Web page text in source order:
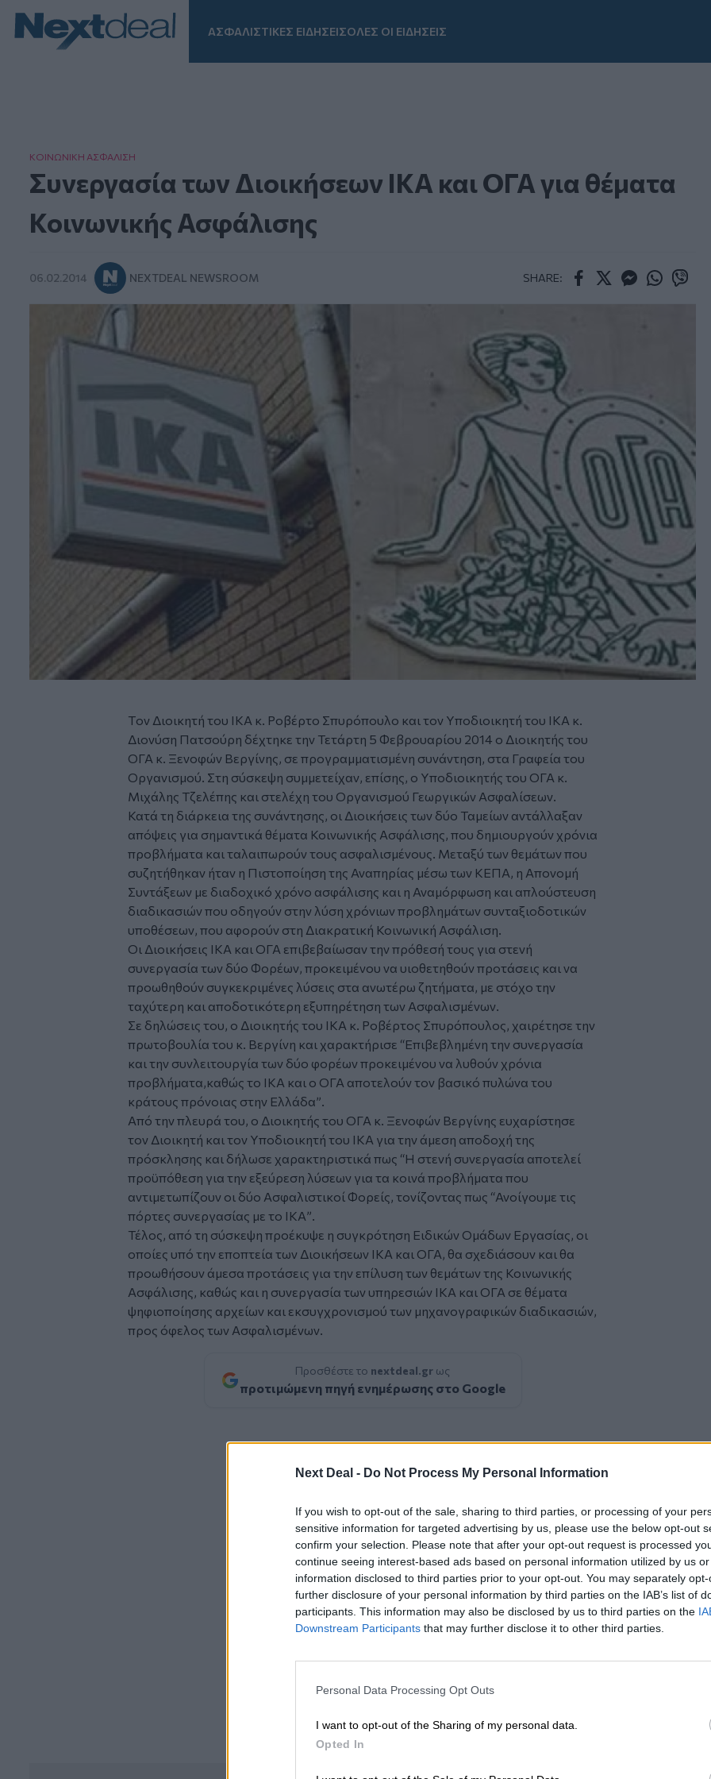
Next Deal - Do Not Process My Personal Information
If you wish to opt-out of the sale, sharing to third parties, or processing of your
sensitive information for targeted advertising by us, please use the below opt-out
confirm your selection. Please note that after your opt-out request is processed
continue seeing interest-based ads based on personal information utilized by us
information disclosed to third parties prior to your opt-out. You may separately
further disclosure of your personal information by third parties on the IAB’s list of
participants. This information may also be disclosed by us to third parties on the
Downstream Participants that may further disclose it to other third parties.
Personal Data Processing Opt Outs
I want to opt-out of the Sharing of my personal data.
Opted In
ΑΣΦΑΛΙΣΤΙΚΕΣ ΕΙΔΗΣΕΙΣΟΛΕΣ ΟΙ ΕΙΔΗΣΕΙΣ
ΚΟΙΝΩΝΙΚΗ ΑΣΦAΛΙΣΗ
Συνεργασία των Διοικήσεων ΙΚΑ και ΟΓΑ για θέματα
Κοινωνικής Ασφάλισης
06.02.2014 NEXTDEAL NEWSROOM SHARE:
Tον Διοικητή του ΙΚΑ κ. Ροβέρτο Σπυρόπουλο και τον Υποδιοικητή του ΙΚΑ κ.
Διονύση Πατσούρη δέχτηκε την Τετάρτη 5 Φεβρουαρίου 2014 ο Διοικητής του
ΟΓΑ κ. Ξενοφών Βεργίνης, σε προγραμματισμένη συνάντηση, στα Γραφεία του
Οργανισμού. Στη σύσκεψη συμμετείχαν, επίσης, ο Υποδιοικητής του ΟΓΑ κ.
Μιχάλης Τζελέπης και στελέχη του Οργανισμού Γεωργικών Ασφαλίσεων.
Κατά τη διάρκεια της συνάντησης, οι Διοικήσεις των δύο Ταμείων αντάλλαξαν
απόψεις για σημαντικά θέματα Κοινωνικής Ασφάλισης, που δημιουργούν χρόνια
προβλήματα και ταλαιπωρούν τους ασφαλισμένους. Μεταξύ των θεμάτων που
συζητήθηκαν ήταν η Πιστοποίηση της Αναπηρίας μέσω των ΚΕΠΑ, η Απονομή
Συντάξεων με διαδοχικό χρόνο ασφάλισης και η Αναμόρφωση και απλούστευση
διαδικασιών που οδηγούν στην λύση χρόνιων προβλημάτων συνταξιοδοτικών
υποθέσεων, που αφορούν στη Διακρατική Κοινωνική Ασφάλιση.
Οι Διοικήσεις ΙΚΑ και ΟΓΑ επιβεβαίωσαν την πρόθεσή τους για στενή
συνεργασία των δύο Φορέων, προκειμένου να υιοθετηθούν προτάσεις και να
προωθηθούν συγκεκριμένες λύσεις στα ανωτέρω ζητήματα, με στόχο την
ταχύτερη και αποδοτικότερη εξυπηρέτηση των Ασφαλισμένων.
Σε δηλώσεις του, ο Διοικητής του ΙΚΑ κ. Ροβέρτος Σπυρόπουλος, χαιρέτησε την
πρωτοβουλία του κ. Βεργίνη και χαρακτήρισε “Επιβεβλημένη την συνεργασία
και την συνλειτουργία των δύο φορέων προκειμένου να λυθούν χρόνια
προβλήματα,καθώς το ΙΚΑ και ο ΟΓΑ αποτελούν τον βασικό πυλώνα του
κράτους πρόνοιας στην Ελλάδα”.
Από την πλευρά του, ο Διοικητής του ΟΓΑ κ. Ξενοφών Βεργίνης ευχαρίστησε
τον Διοικητή και τον Υποδιοικητή του ΙΚΑ για την άμεση αποδοχή της
πρόσκλησης και δήλωσε χαρακτηριστικά πως “Η στενή συνεργασία αποτελεί
προϋπόθεση για την εξεύρεση λύσεων για τα κοινά προβλήματα που
αντιμετωπίζουν οι δύο Ασφαλιστικοί Φορείς, τονίζοντας πως “Ανοίγουμε τις
πόρτες συνεργασίας με το ΙΚΑ”.
Τέλος, από τη σύσκεψη προέκυψε η συγκρότηση Ειδικών Ομάδων Εργασίας, οι
οποίες υπό την εποπτεία των Διοικήσεων ΙΚΑ και ΟΓΑ, θα σχεδιάσουν και θα
προωθήσουν άμεσα προτάσεις για την επίλυση των θεμάτων της Κοινωνικής
Ασφάλισης, καθώς και η συνεργασία των υπηρεσιών ΙΚΑ και ΟΓΑ σε θέματα
ψηφιοποίησης αρχείων και εκσυγχρονισμού των μηχανογραφικών διαδικασιών,
προς όφελος των Ασφαλισμένων.
Προσθέστε το nextdeal.grως
προτιμώμενη πηγή ενημέρωσης στο Google